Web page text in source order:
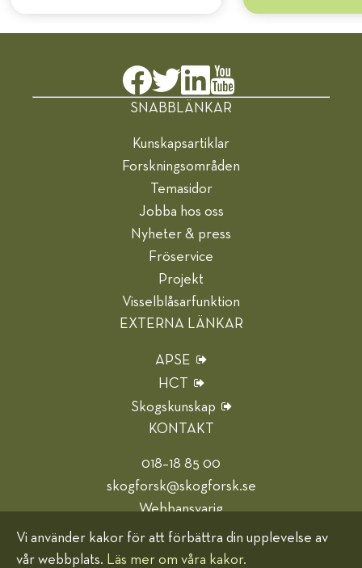
SNABBLÄNKAR
Kunskapsartiklar
Forskningsområden
Temasidor
Jobba hos oss
Nyheter & press
Fröservice
Projekt
Visselblåsarfunktion
EXTERNA LÄNKAR
APSE
HCT
Skogskunskap
KONTAKT
018–18 85 00
skogforsk@skogforsk.se
Webbansvarig
Hjälp oss bli bättre
Vi använder kakor för att förbättra din upplevelse av
vår webbplats. Läs mer om våra kakor.